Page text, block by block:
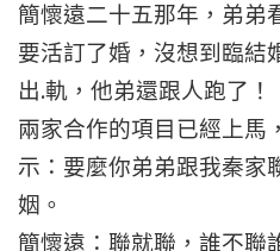
簡懷遠二十五那年，弟弟
要活訂了婚，沒想到臨結
出.軌，他弟還跟人跑了！
兩家合作的項目已經上馬
示：要麼你弟弟跟我秦家
姻。
簡懷遠：聯就聯，誰不聯